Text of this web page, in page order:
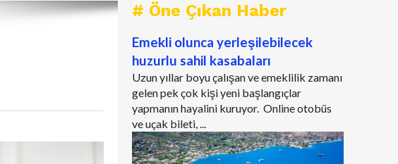
# Öne Çıkan Haber
Emekli olunca yerleşilebilecek
huzurlu sahil kasabaları
Uzun yıllar boyu çalışan ve emeklilik zamanı
gelen pek çok kişi yeni başlangıçlar
yapmanın hayalini kuruyor. Online otobüs
ve uçak bileti, ...